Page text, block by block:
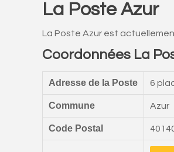
La Poste Azur
La Poste Azur est
Coordonnées La
Adresse de la Poste 6
Commune Azur
Code Postal